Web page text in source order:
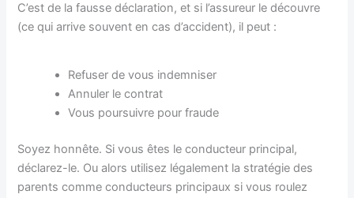
C’est de la fausse déclaration, et si l’assureur le découvre
(ce qui arrive souvent en cas d’accident), il peut :
Refuser de vous indemniser
Annuler le contrat
Vous poursuivre pour fraude
Soyez honnête. Si vous êtes le conducteur principal,
déclarez-le. Ou alors utilisez légalement la stratégie des
parents comme conducteurs principaux si vous roulez